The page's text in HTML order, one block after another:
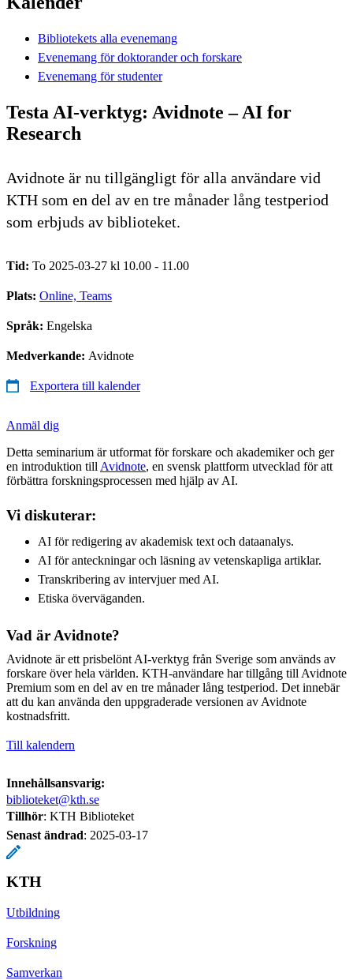
Bibliotekets alla evenemang
Evenemang för doktorander och forskare
Evenemang för studenter
Testa AI-verktyg: Avidnote – AI for
Research
Avidnote är nu tillgängligt för alla användare vid
KTH som en del av en tre månader lång testperiod
som erbjuds av biblioteket.
Tid: To 2025-03-27 kl 10.00 - 11.00
Plats: Online, Teams
Språk: Engelska
Medverkande: Avidnote
Exportera till kalender
Anmäl dig
Detta seminarium är utformat för forskare och akademiker och ger
en introduktion till Avidnote, en svensk plattform utvecklad för att
förbättra forskningsprocessen med hjälp av AI.
Vi diskuterar:
AI för redigering av akademisk text och dataanalys.
AI för anteckningar och läsning av vetenskapliga artiklar.
Transkribering av intervjuer med AI.
Etiska överväganden.
Vad är Avidnote?
Avidnote är ett prisbelönt AI-verktyg från Sverige som används av
forskare över hela världen. KTH-användare har tillgång till Avidnote
Premium som en del av en tre månader lång testperiod. Det innebär
att du kan använda den uppgraderade versionen av Avidnote
kostnadsfritt.
Till kalendern
Innehållsansvarig:
biblioteket@kth.se
Tillhör: KTH Biblioteket
Senast ändrad: 2025-03-17
KTH
Utbildning
Forskning
Samverkan